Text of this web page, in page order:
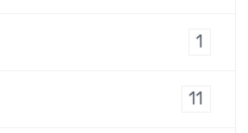
1
11